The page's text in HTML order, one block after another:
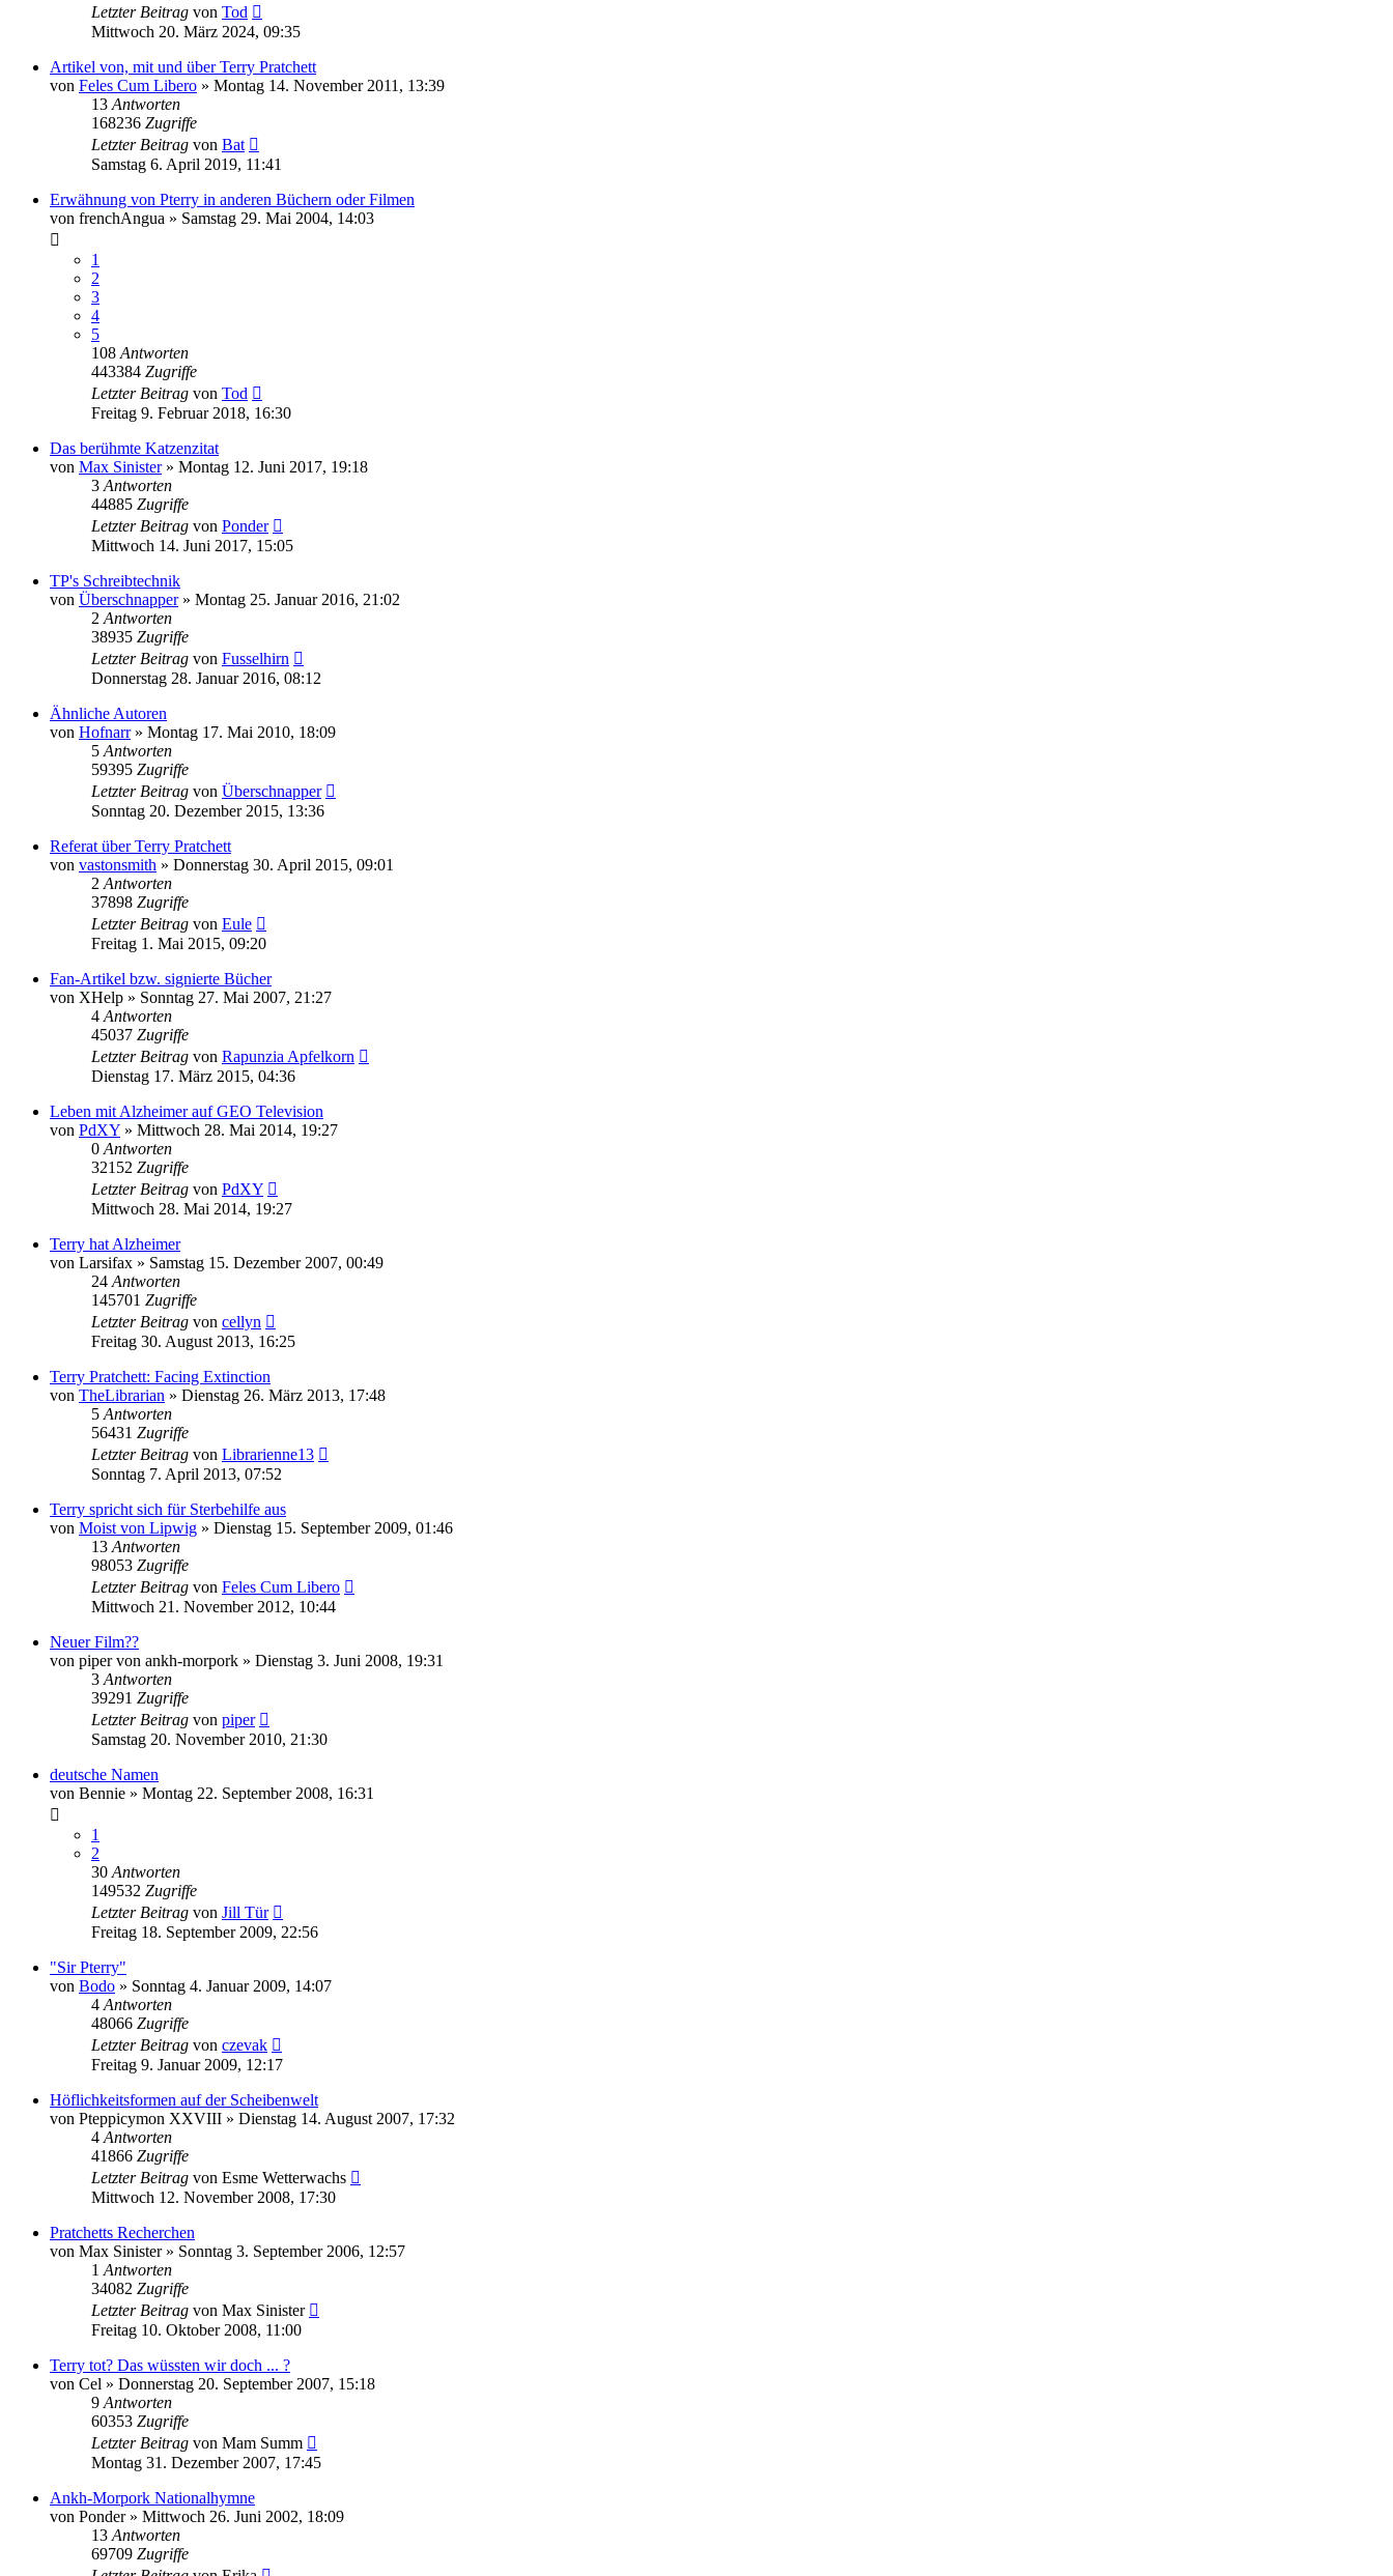
Letzter Beitrag von Tod
Mittwoch 20. März 2024, 09:35
Artikel von, mit und über Terry Pratchett
von Feles Cum Libero » Montag 14. November 2011, 13:39
13 Antworten
168236 Zugriffe
Letzter Beitrag von Bat
Samstag 6. April 2019, 11:41
Erwähnung von Pterry in anderen Büchern oder Filmen
von frenchAngua » Samstag 29. Mai 2004, 14:03
1
2
3
4
5
108 Antworten
443384 Zugriffe
Letzter Beitrag von Tod
Freitag 9. Februar 2018, 16:30
Das berühmte Katzenzitat
von Max Sinister» Montag 12. Juni 2017, 19:18
3 Antworten
44885 Zugriffe
Letzter Beitrag von Ponder
Mittwoch 14. Juni 2017, 15:05
TP's Schreibtechnik
von Überschnapper» Montag 25. Januar 2016, 21:02
2 Antworten
38935 Zugriffe
Letzter Beitrag von Fusselhirn
Donnerstag 28. Januar 2016, 08:12
Ähnliche Autoren
von Hofnarr» Montag 17. Mai 2010, 18:09
5 Antworten
59395 Zugriffe
Letzter Beitrag von Überschnapper
Sonntag 20. Dezember 2015, 13:36
Referat über Terry Pratchett
von vastonsmith » Donnerstag 30. April 2015, 09:01
2 Antworten
37898 Zugriffe
Letzter Beitrag von Eule
Freitag 1. Mai 2015, 09:20
Fan-Artikel bzw. signierte Bücher
von XHelp » Sonntag 27. Mai 2007, 21:27
4 Antworten
45037 Zugriffe
Letzter Beitrag von Rapunzia Apfelkorn
Dienstag 17. März 2015, 04:36
Leben mit Alzheimer auf GEO Television
von PdXY » Mittwoch 28. Mai 2014, 19:27
0 Antworten
32152 Zugriffe
Letzter Beitrag von PdXY
Mittwoch 28. Mai 2014, 19:27
Terry hat Alzheimer
von Larsifax » Samstag 15. Dezember 2007, 00:49
24 Antworten
145701 Zugriffe
Letzter Beitrag von cellyn
Freitag 30. August 2013, 16:25
Terry Pratchett: Facing Extinction
von TheLibrarian » Dienstag 26. März 2013, 17:48
5 Antworten
56431 Zugriffe
Letzter Beitrag von Librarienne13
Sonntag 7. April 2013, 07:52
Terry spricht sich für Sterbehilfe aus
von Moist von Lipwig » Dienstag 15. September 2009, 01:46
13 Antworten
98053 Zugriffe
Letzter Beitrag von Feles Cum Libero
Mittwoch 21. November 2012, 10:44
Neuer Film??
von piper von ankh-morpork » Dienstag 3. Juni 2008, 19:31
3 Antworten
39291 Zugriffe
Letzter Beitrag von piper
Samstag 20. November 2010, 21:30
deutsche Namen
von Bennie » Montag 22. September 2008, 16:31
1
2
30 Antworten
149532 Zugriffe
Letzter Beitrag von Jill Tür
Freitag 18. September 2009, 22:56
"Sir Pterry"
von Bodo » Sonntag 4. Januar 2009, 14:07
4 Antworten
48066 Zugriffe
Letzter Beitrag von czevak
Freitag 9. Januar 2009, 12:17
Höflichkeitsformen auf der Scheibenwelt
von Pteppicymon XXVIII » Dienstag 14. August 2007, 17:32
4 Antworten
41866 Zugriffe
Letzter Beitrag von Esme Wetterwachs
Mittwoch 12. November 2008, 17:30
Pratchetts Recherchen
von Max Sinister» Sonntag 3. September 2006, 12:57
1 Antworten
34082 Zugriffe
Letzter Beitrag von Max Sinister
Freitag 10. Oktober 2008, 11:00
Terry tot? Das wüssten wir doch ... ?
von Cel » Donnerstag 20. September 2007, 15:18
9 Antworten
60353 Zugriffe
Letzter Beitrag von Mam Summ
Montag 31. Dezember 2007, 17:45
Ankh-Morpork Nationalhymne
von Ponder» Mittwoch 26. Juni 2002, 18:09
13 Antworten
69709 Zugriffe